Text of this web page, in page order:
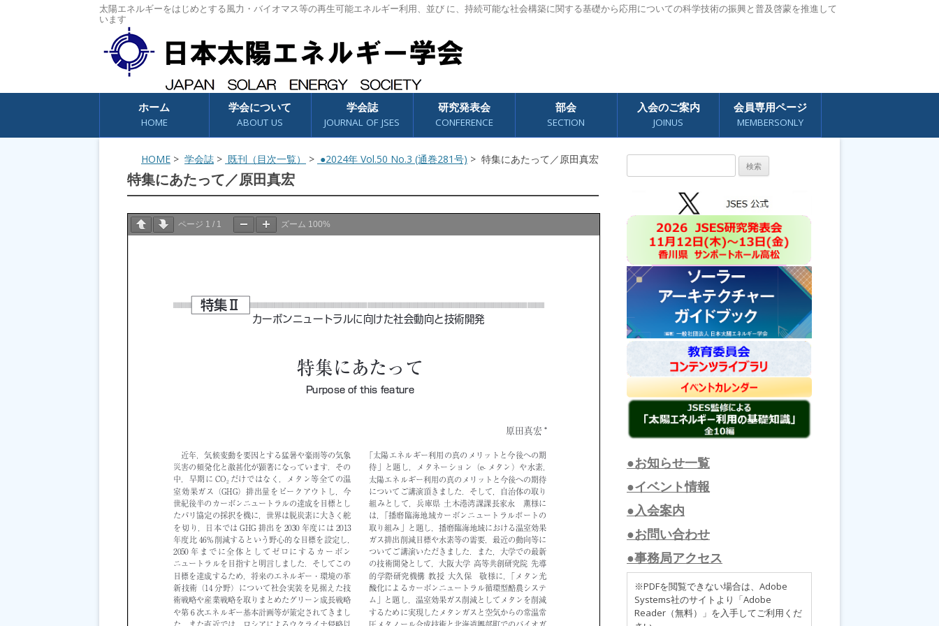
太陽エネルギーをはじめとする風力・バイオマス等の再生可能エネルギー利用、並び に、持続可能な社会構築に関する基礎から応用についての科学技術の振興と普及啓蒙を推進して
います
コンテンツへスキップ
ホーム
HOME
学会について
ABOUT US
学会誌
JOURNAL OF JSES
研究発表会
CONFERENCE
部会
SECTION
入会のご案内
JOINUS
会員専用ページ
MEMBERSONLY
HOME > 学会誌 > 既刊（目次一覧） > ●2024年 Vol.50 No.3 (通巻281号) > 特集にあたって／原田真宏
特集にあたって／原田真宏
ページ 1 / 1 ズーム 100%
索:
●お知らせ一覧
●イベント情報
●入会案内
●お問い合わせ
●事務局アクセス
※PDFを閲覧できない場合は、Adobe
Systems社のサイトより「Adobe
Reader（無料）」を入手してご利用くだ